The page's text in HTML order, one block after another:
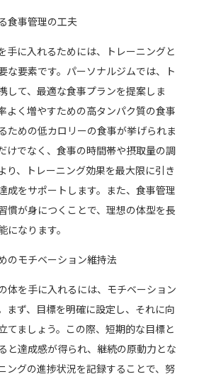
食事管理の工夫
手に入れるためには、トレーニングと
な要素です。パーソナルジムでは、ト
して、最適な食事プランを提案しま
よく増やすための高タンパク質の食事
ための低カロリーの食事が挙げられま
けでなく、食事の時間帯や摂取量の調
り、トレーニング効果を最大限に引き
成をサポートします。また、食事管理
慣が身につくことで、理想の体型を長
なります。
のモチベーション維持法
体を手に入れるには、モチベーション
まず、目標を明確に設定し、それに向
てましょう。この際、短期的な目標と
と達成感が得られ、継続の原動力とな
ングの進捗状況を記録することで、努